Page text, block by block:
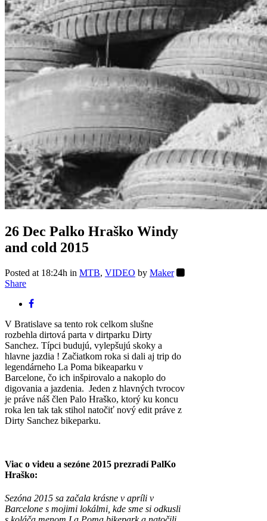
26 Dec Palko Hraško Windy
and cold 2015
Posted at 18:24h in MTB, VIDEO by Maker
Share
V Bratislave sa tento rok celkom slušne
rozbehla dirtová parta v dirtparku Dirty
Sanchez. Típci budujú, vylepšujú skoky a
hlavne jazdia ! Začiatkom roka si dali aj trip do
legendárneho La Poma bikeaparku v
Barcelone, čo ich inšpirovalo a nakoplo do
digovania a jazdenia. Jeden z hlavných tvrocov
je práve náš člen Palo Hraško, ktorý ku koncu
roka len tak tak stihol natočiť nový edit práve z
Dirty Sanchez bikeparku.
Viac o videu a sezóne 2015 prezradí PalKo
Hraško:
Sezóna 2015 sa začala krásne v apríli v
Barcelone s mojimi lokálmi, kde sme si odkusli